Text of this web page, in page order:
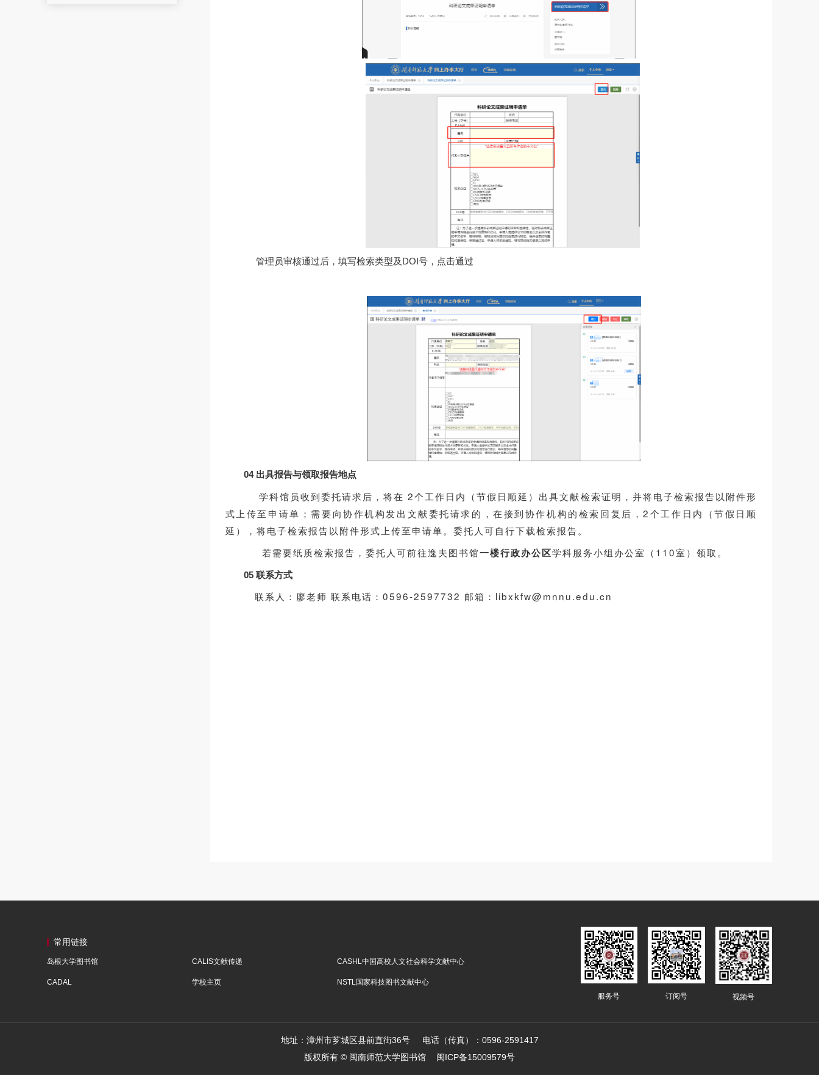
管理员审核通过后，填写检索类型及DOI号，点击通过
04 出具报告与领取报告地点
学科馆员收到委托请求后，将在 2个工作日内（节假日顺延）出具文献检索证明， 并将电子检索报告以附件形
式上传至申请单 ；需要向协作机构发出文献委托请求的，在接到协作机构的检索回复后，2个工作日内（节假日顺
延）， 将电子检索报告以附件形式上传至申请单。委托人可自行下载检索报告。
若需要纸质检索报告，委托人可前往逸夫图书馆一楼行政办公区学科服务小组办公室（110室）领取。
05 联系方式
联系人：廖老师 联系电话：0596-2597732 邮箱：libxkfw@mnnu.edu.cn
常用链接
岛根大学图书馆 CALIS文献传递 CASHL中国高校人文社会科学文献中心
CADAL 学校主页
NSTL国家科技图书文献中心
服务号
订阅号 视频号
地址：漳州市芗城区县前直街36号 电话（传真）：0596-2591417
版权所有 © 闽南师范大学图书馆
闽ICP备15009579号